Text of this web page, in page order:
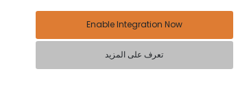
Enable Integration Now
تعرف على المزيد